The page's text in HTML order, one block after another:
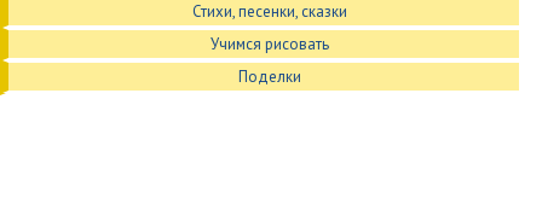
Стихи, песенки, сказки
Учимся рисовать
Поделки